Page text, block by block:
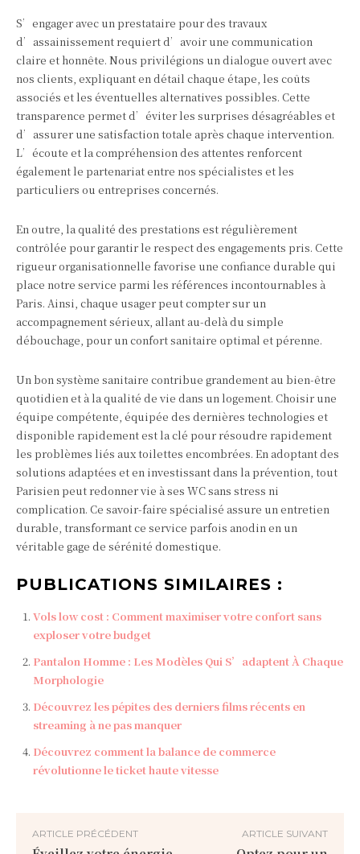
S’engager avec un prestataire pour des travaux
d’assainissement requiert d’avoir une communication
claire et honnête. Nous privilégions un dialogue ouvert avec
nos clients, expliquant en détail chaque étape, les coûts
associés et les éventuelles alternatives possibles. Cette
transparence permet d’éviter les surprises désagréables et
d’assurer une satisfaction totale après chaque intervention.
L’écoute et la compréhension des attentes renforcent
également le partenariat entre nos spécialistes et les
particuliers ou entreprises concernés.
En outre, la qualité des prestations est régulièrement
contrôlée pour garantir le respect des engagements pris. Cette
rigueur organisationnelle favorise une confiance durable qui
place notre service parmi les références incontournables à
Paris. Ainsi, chaque usager peut compter sur un
accompagnement sérieux, allant au-delà du simple
débouchage, pour un confort sanitaire optimal et pérenne.
Un bon système sanitaire contribue grandement au bien-être
quotidien et à la qualité de vie dans un logement. Choisir une
équipe compétente, équipée des dernières technologies et
disponible rapidement est la clé pour résoudre rapidement
les problèmes liés aux toilettes encombrées. En adoptant des
solutions adaptées et en investissant dans la prévention, tout
Parisien peut redonner vie à ses WC sans stress ni
complication. Ce savoir-faire spécialisé assure un entretien
durable, transformant ce service parfois anodin en un
véritable gage de sérénité domestique.
PUBLICATIONS SIMILAIRES :
Vols low cost : Comment maximiser votre confort sans
exploser votre budget
Pantalon Homme : Les Modèles Qui S’adaptent À Chaque
Morphologie
Découvrez les pépites des derniers films récents en
streaming à ne pas manquer
Découvrez comment la balance de commerce
révolutionne le ticket haute vitesse
ARTICLE PRÉCÉDENT ARTICLE SUIVANT